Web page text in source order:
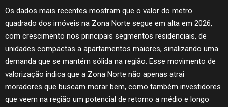
Os dados mais recentes mostram que o valor do metro
quadrado dos imóveis na Zona Norte segue em alta em 2026,
com crescimento nos principais segmentos residenciais, de
unidades compactas a apartamentos maiores, sinalizando uma
demanda que se mantém sólida na região. Esse movimento de
valorização indica que a Zona Norte não apenas atrai
moradores que buscam morar bem, como também investidores
que veem na região um potencial de retorno a médio e longo